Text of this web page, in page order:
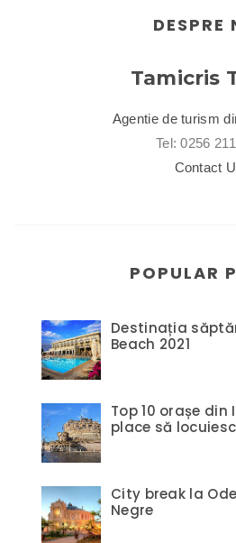
DESPRE
Tamicris
Agentie de turism
Tel: 0256
Contact
POPULAR
Destinația
Beach 2021
Top 10 orașe
place să locuiesc
City break la
Negre